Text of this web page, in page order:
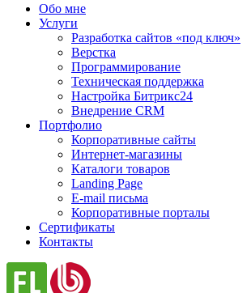
Обо мне
Услуги
Разработка сайтов «под ключ»
Верстка
Программирование
Техническая поддержка
Настройка Битрикс24
Внедрение CRM
Портфолио
Корпоративные сайты
Интернет-магазины
Каталоги товаров
Landing Page
E-mail письма
Корпоративные порталы
Сертификаты
Контакты